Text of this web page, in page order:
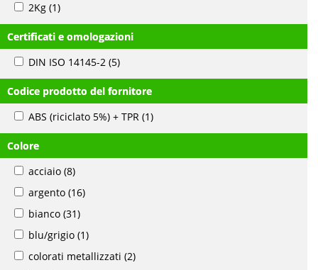
2Kg (1)
Certificati e omologazioni
DIN ISO 14145-2 (5)
Codice prodotto del fornitore
ABS (riciclato 5%) + TPR (1)
Colore
acciaio (8)
argento (16)
bianco (31)
blu/grigio (1)
colorati metallizzati (2)